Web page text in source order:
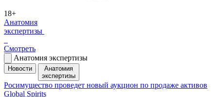
18+
Анатомия
экспертизы
Смотреть
Анатомия экспертизы
Новости
Анатомия
экспертизы
Росимущество проведет новый аукцион по продаже активов
Global Spirits